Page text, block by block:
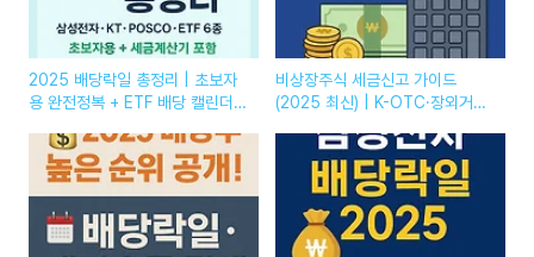
2025 배당락일 총정리 | 초보자
용 완전정복 + ETF 배당 캘린더
비상장주식 세금신고 가이드
(2025 최신) | K-OTC·장외거래